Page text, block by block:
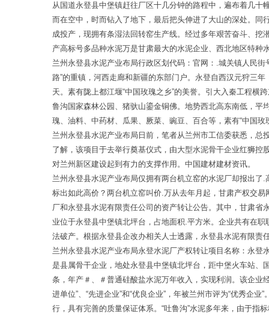
从国道永登县中堡镇赶往厂区十几分钟的路程中，遍布着几
而在空中，时而钻入了地下，最后把头伸进了大山的深处。同
成投产，现拥有条湿法回转窑生产线。经过多年艰苦奋斗、
产高标号多品种水泥万是甘肃最大的水泥企业、西北地区特种
兰州永登县水泥产业布局行政区划代码：官网：.城关镇人民
路”的重镇，河西走廊和新疆的东部门户。永登自西汉元狩三
天。素有陇上都江堰“中国玫瑰之乡”的美誉。引大入秦工程
鲁沟国家森林公园、猪驮山鎏金铜佛。地势西北高东南低，平
瑰、油料、中药材、瓜果、厥菜、豌豆、百合等，素有“中国玫
兰州永登县水泥产业布局日前，笔者从兰州市工信委获悉，
了解，该项目于去举行奠基仪式，由大型水泥骨干企业红狮
对兰州新区建设起到有力的支撑作用。中国建材建材资讯。
兰州永登县水泥产业布局仅拥有两台机立窑的水泥厂却报出
标出如此高价？两台机立窑叫价.万从去年月起，甘肃产权交
厂和永登县水泥有限责任公司的资产转让公告。其中，甘肃
业位于永登县中堡镇北坪台，占地面积.平方米。企业共有在
法破产。根据永登县企改办相关人士透露，永登县水泥有限责
兰州永登县水泥产业布局永登水泥厂产权转让项目名称：永
是县属骨干企业，地处永登县中堡镇北坪台，距中堡火车站
条，年产＃、＃普通硅酸盐水泥万年收入，实现利润。该企业
进单位”、“先进企业”和“优良企业”，年被兰州市评为“优秀企
行，具有完善的质量保证体系。“吐鲁沟”水泥多年来，由于指